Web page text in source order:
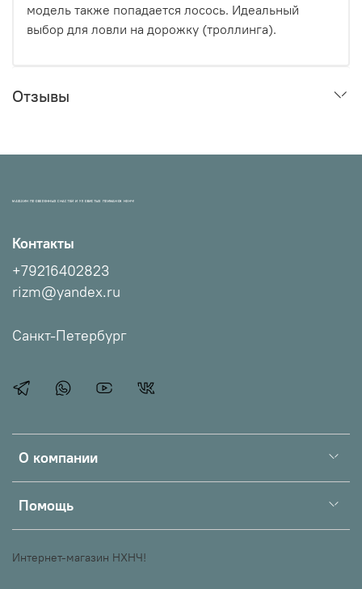
модель также попадается лосось. Идеальный
выбор для ловли на дорожку (троллинга).
Отзывы
МАГАЗИН ПРОВЕРЕННЫХ СНАСТЕЙ И УЛОВИСТЫХ ПРИМАНОК НХНЧ!
О компании
Помощь
Контакты
+79216402823
rizm@yandex.ru
Санкт-Петербург
Интернет-магазин НХНЧ!